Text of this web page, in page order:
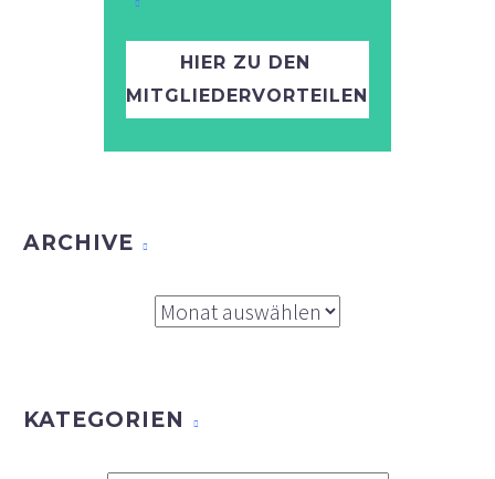
HIER ZU DEN
MITGLIEDERVORTEILEN
ARCHIVE
KATEGORIEN